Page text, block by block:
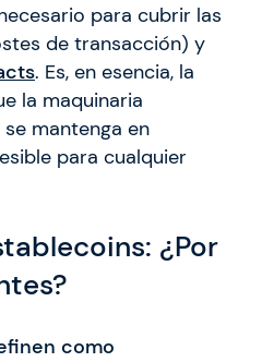
para cubrir las
de transacción) y
. Es, en esencia, la
la maquinaria
mantenga en
para cualquier
¿Por
como